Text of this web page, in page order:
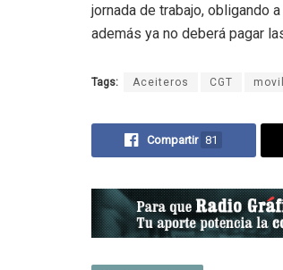
jornada de trabajo, obligando
además ya no deberá pagar
Tags: Aceiteros CGT
Compartir 81